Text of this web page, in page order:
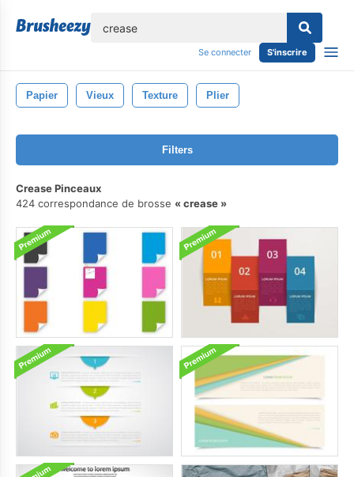
Se connecter S'inscrire
Papier Vieux Texture Plier
Filters
Crease Pinceaux
424 correspondance de brosse
crease